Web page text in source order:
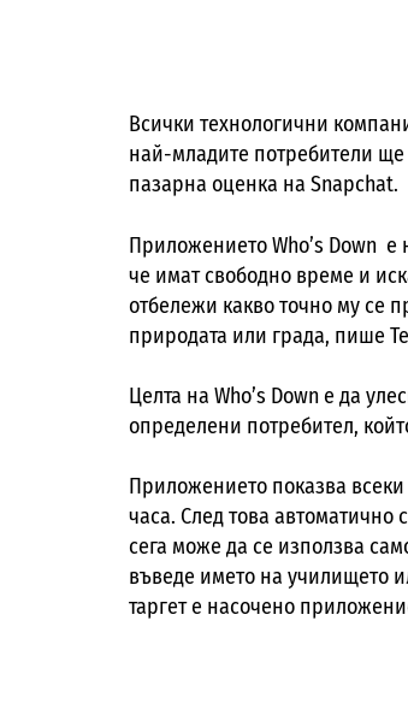
Всички технологични
най-младите потребители ще
пазарна оценка на Snapchat.
ПриложениетоWho’s Down е
че имат свободно време и
отбележи какво точно му се
природата или града, пише
Целта на Who’s Downе да
определени потребител,
Приложението показва
часа. След това автоматично
сега може да се използва
въведе името на училището
таргет е насочено